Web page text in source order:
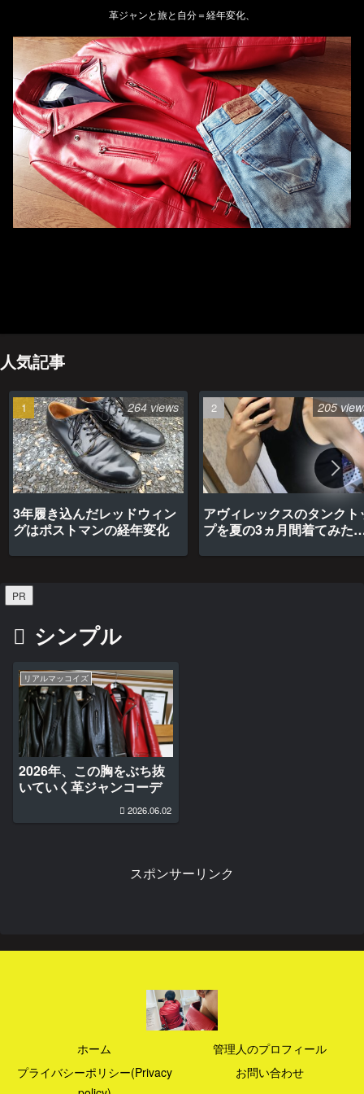
革ジャンと旅と自分＝経年変化、
人気記事
3年履き込んだレッドウィン
グはポストマンの経年変化
264 views
アヴィレックスのタンクト
プを夏の3ヵ月間着てみた
205
PR
シンプル
リアルマッコイズ
2026年、この胸をぶち抜
いていく革ジャンコーデ
2026.06.02
スポンサーリンク
ホーム
管理人のプロフィール
プライバシーポリシー(Privacy
お問い合わせ